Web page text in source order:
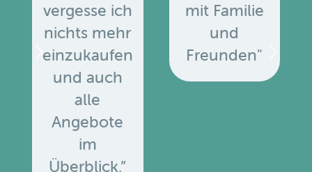
vergesse ich
nichts mehr
einzukaufen
und auch
alle
Angebote
im
Überblick.”
mit Familie
und
Freunden"